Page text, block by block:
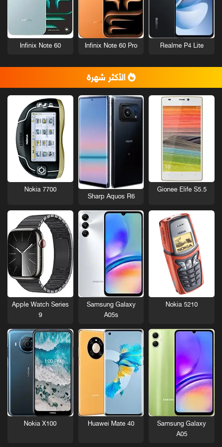
Realme P4 Lite
Infinix Note 60 Pro
Infinix Note 60
الأكثر شهرة
Gionee Elife S5.5
Sharp Aquos R6
Nokia 7700
Nokia 5210
Samsung Galaxy
A05s
Apple Watch Series
9
Samsung Galaxy
A05
Huawei Mate 40
Nokia X100